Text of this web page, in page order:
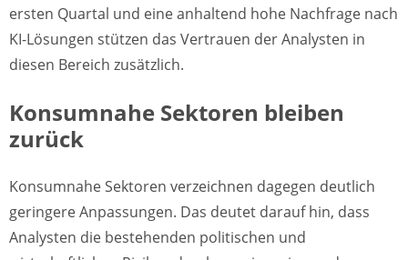
ersten Quartal und eine anhaltend hohe Nachfrage nach
KI-Lösungen stützen das Vertrauen der Analysten in
diesen Bereich zusätzlich.
Konsumnahe Sektoren bleiben
zurück
Konsumnahe Sektoren verzeichnen dagegen deutlich
geringere Anpassungen. Das deutet darauf hin, dass
Analysten die bestehenden politischen und